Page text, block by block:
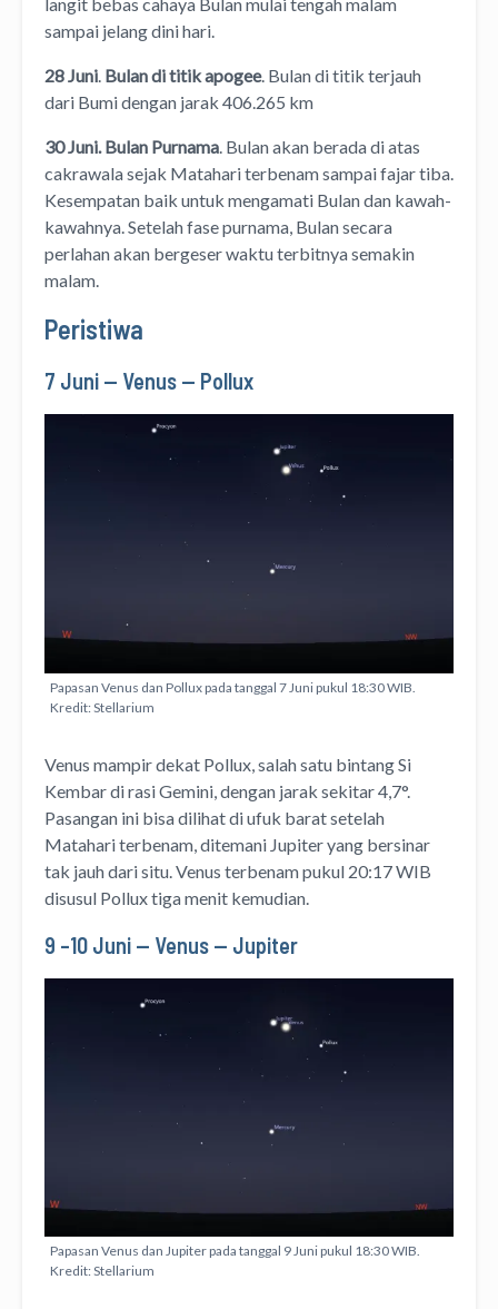
sampai jelang dini hari.
28 Juni. Bulan di titik apogee. Bulan di titik terjauh
dari Bumi dengan jarak 406.265 km
30 Juni. Bulan Purnama. Bulan akan berada di atas
cakrawala sejak Matahari terbenam sampai fajar tiba.
Kesempatan baik untuk mengamati Bulan dan kawah-
kawahnya. Setelah fase purnama, Bulan secara
perlahan akan bergeser waktu terbitnya semakin
malam.
Peristiwa
7 Juni — Venus — Pollux
Papasan Venus dan Pollux pada tanggal 7 Juni pukul 18:30 WIB.
Kredit: Stellarium
Venus mampir dekat Pollux, salah satu bintang Si
Kembar di rasi Gemini, dengan jarak sekitar 4,7°.
Pasangan ini bisa dilihat di ufuk barat setelah
Matahari terbenam, ditemani Jupiter yang bersinar
tak jauh dari situ. Venus terbenam pukul 20:17 WIB
disusul Pollux tiga menit kemudian.
9 –10 Juni — Venus — Jupiter
Papasan Venus dan Jupiter pada tanggal 9 Juni pukul 18:30 WIB.
Kredit: Stellarium